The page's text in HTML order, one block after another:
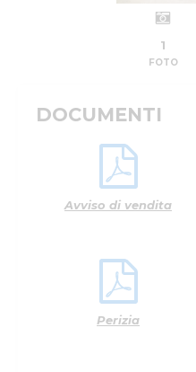
1
FOTO
DOCUMENTI
Avviso di vendita
Perizia